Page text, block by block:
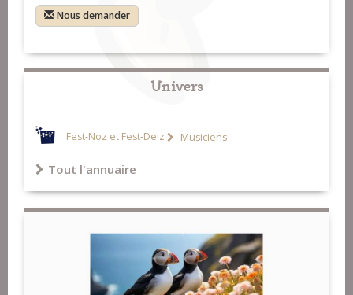
Nous demander
Univers
Fest-Noz et Fest-Deiz Musiciens
Tout l'annuaire